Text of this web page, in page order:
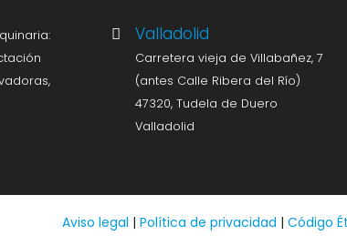
Valladolid
Carretera vieja de Villabañez, 7
(antes Calle Ribera del Río)
47320, Tudela de Duero
Valladolid
Aviso legal | Política de privacidad | Código